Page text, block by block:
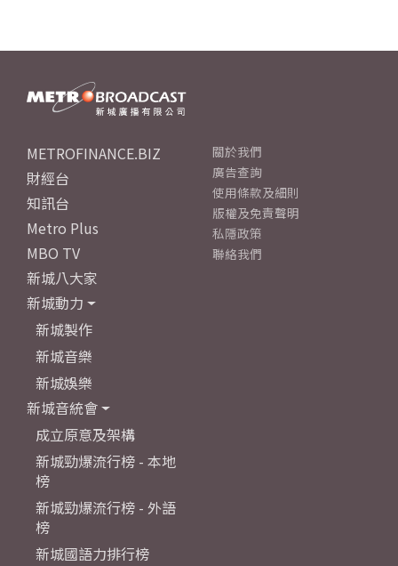
METROFINANCE.BIZ
財經台
知訊台
Metro Plus
MBO TV
新城八大家
新城動力
新城製作
新城音樂
新城娛樂
新城音統會
成立原意及架構
新城勁爆流行榜 - 本地
榜
新城勁爆流行榜 - 外語
榜
新城國語力排行榜
關於我們
廣告查詢
使用條款及細則
版權及免責聲明
私隱政策
聯絡我們